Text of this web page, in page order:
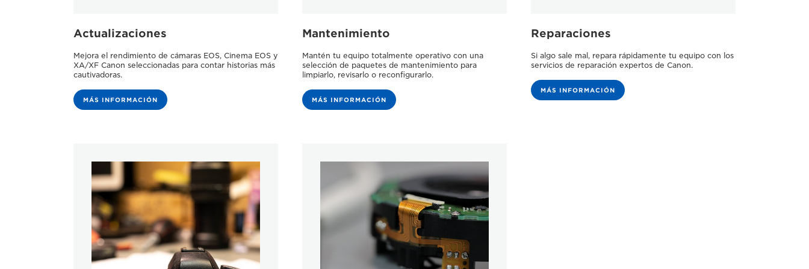
Actualizaciones
Mejora el rendimiento de cámaras EOS, Cinema EOS y
XA/XF Canon seleccionadas para contar historias más
cautivadoras.
MÁS INFORMACIÓN
Mantenimiento
Mantén tu equipo totalmente operativo con una
selección de paquetes de mantenimiento para
limpiarlo, revisarlo o reconfigurarlo.
MÁS INFORMACIÓN
Reparaciones
Si algo sale mal, repara rápidamente tu equipo con los
servicios de reparación expertos de Canon.
MÁS INFORMACIÓN